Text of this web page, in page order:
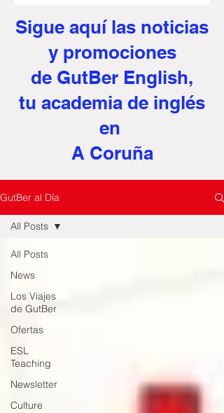
Sigue aquílas noticias
y promociones
de GutBer English,
tu academia de inglés
en
A Coruña
GutBer al Día
All Posts
News
Los Viajes
de GutBer
Ofertas
ESL
Teaching
Newsletter
Culture
All Posts